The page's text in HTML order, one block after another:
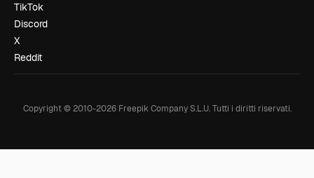
TikTok
Discord
X
Reddit
Copyright © 2010-2026Freepik Company S.L.U. Tutti i diritti riservati.